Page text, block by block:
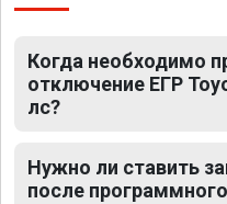
Когда необходимо
отключение ЕГР
лс?
Нужно ли ставить
после